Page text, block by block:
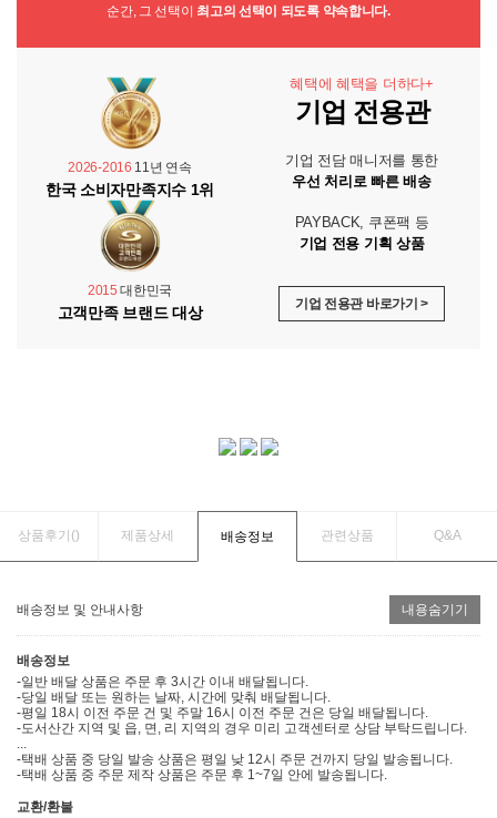
순간, 그 선택이 최고의 선택이 되도록 약속합니다.
2026-2016 11년 연속
한국 소비자만족지수 1위
2015 대한민국
고객만족 브랜드 대상
혜택에 혜택을 더하다+
기업 전용관
기업 전담 매니저를 통한
우선 처리로 빠른 배송
PAYBACK, 쿠폰팩 등
기업 전용 기획 상품
기업 전용관 바로가기 >
상품후기() 제품상세 배송정보 관련상품 Q&A
배송정보 및 안내사항 내용숨기기
배송정보
-일반 배달 상품은 주문 후 3시간 이내 배달됩니다.
-당일 배달 또는 원하는 날짜, 시간에 맞춰 배달됩니다.
-평일 18시 이전 주문 건 및 주말 16시 이전 주문 건은 당일 배달됩니다.
-도서산간 지역 및 읍, 면, 리 지역의 경우 미리 고객센터로 상담 부탁드립니다.
-택배 상품 중 당일 발송 상품은 평일 낮 12시 주문 건까지 당일 발송됩니다.
-택배 상품 중 주문 제작 상품은 주문 후 1~7일 안에 발송됩니다.
교환/환불